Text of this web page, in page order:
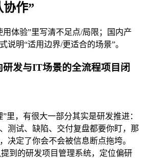
协作”
体验”里写清不足点/局限；国内产
说明“适用边界/更适合的场景”。
研发与IT场景的全流程项目闭
里，有很大一部分其实是研发推进：
测试、缺陷、交付复盘都要你盯，那
决定了你会不会被信息断点拖垮。
提到的研发项目管理系统，定位偏研